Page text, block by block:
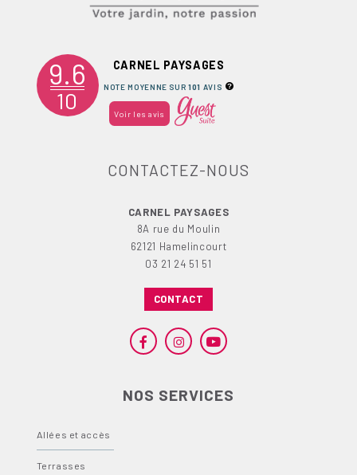
9.6
10
CARNEL PAYSAGES
NOTE MOYENNE SUR101 AVIS
Voir les avis
CONTACTEZ-NOUS
CARNEL PAYSAGES
8A rue du Moulin
62121 Hamelincourt
03 21 24 51 51
CONTACT
NOS SERVICES
Allées et accès
Terrasses